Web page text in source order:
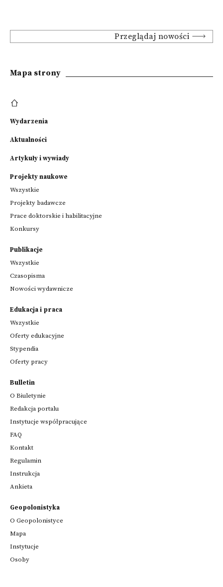
Przeglądaj nowości
Mapa strony
Wydarzenia
Aktualności
Artykuły i wywiady
Projekty naukowe
Wszystkie
Projekty badawcze
Prace doktorskie i habilitacyjne
Konkursy
Publikacje
Wszystkie
Czasopisma
Nowości wydawnicze
Edukacja i praca
Wszystkie
Oferty edukacyjne
Stypendia
Oferty pracy
Bulletin
O Biuletynie
Redakcja portalu
Instytucje współpracujące
FAQ
Kontakt
Regulamin
Instrukcja
Ankieta
Geopolonistyka
O Geopolonistyce
Mapa
Instytucje
Osoby